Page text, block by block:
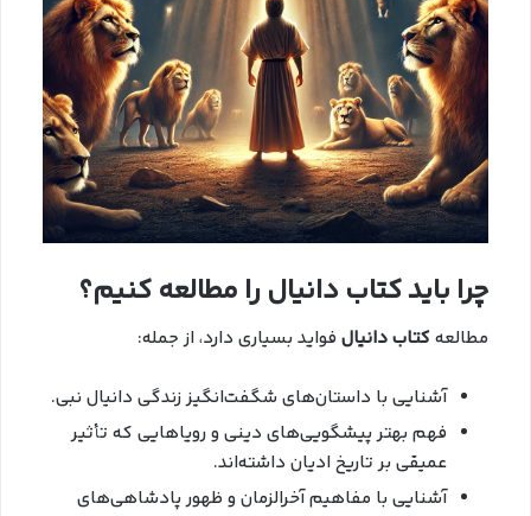
چرا باید کتاب دانیال را مطالعه کنیم؟
مطالعهکتاب دانیال فواید بسیاری دارد، از جمله:
آشنایی با داستان‌های شگفت‌انگیز زندگی دانیال نبی.
فهم بهتر پیشگویی‌های دینی و رویاهایی که تأثیر
عمیقی بر تاریخ ادیان داشته‌اند.
آشنایی با مفاهیم آخرالزمان و ظهور پادشاهی‌های